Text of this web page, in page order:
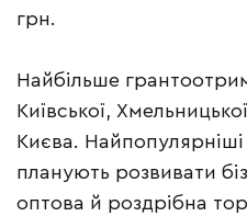
грн.
Найбільше
Київської,
Києва.
планують розвивати
оптова й роздрібна